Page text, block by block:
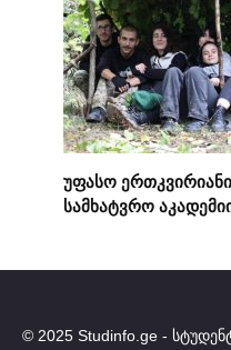
უფასო
სამხატვრო
© 2025 Studinfo.ge -